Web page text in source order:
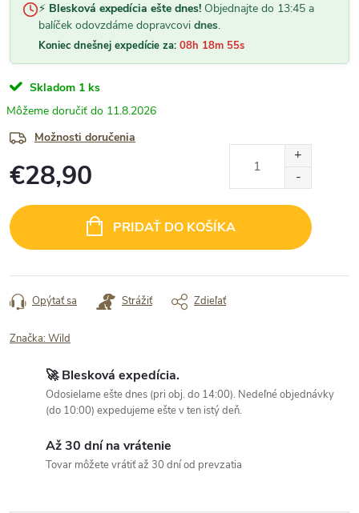
⚡ Blesková expedícia ešte dnes! Objednajte do 13:45 a
balíček odovzdáme dopravcovi dnes.
Koniec dnešnej expedície za: 08h 18m 54s
Skladom 1 ks
11.8.2026
Možnosti doručenia
€28,90
cena:
PRIDAŤ DO KOŠÍKA
Opýtať sa Strážiť Zdieľať
Značka:Wild
🚀 Blesková expedícia.
Odosielame ešte dnes (pri obj. do 14:00). Nedeľné objednávky
(do 10:00) expedujeme ešte v ten istý deň.
Až 30 dní na vrátenie
Tovar môžete vrátiť až 30 dní od prevzatia